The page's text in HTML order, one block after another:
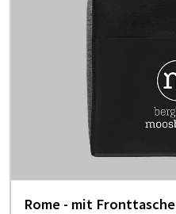
Rome - mit Fronttasche